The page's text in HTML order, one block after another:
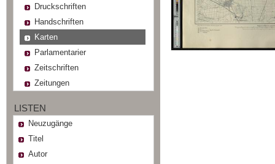
Druckschriften
Handschriften
Karten
Parlamentarier
Zeitschriften
Zeitungen
LISTEN
Neuzugänge
Titel
Autor